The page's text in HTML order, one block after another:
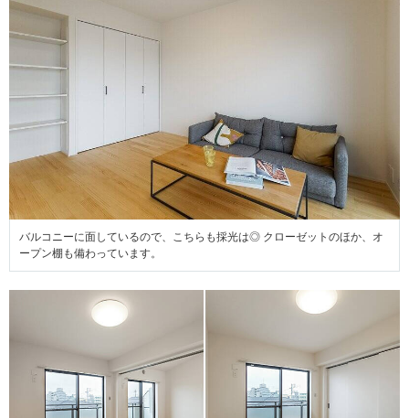
バルコニーに面しているので、こちらも採光は◎ クローゼットのほか、オ
ープン棚も備わっています。